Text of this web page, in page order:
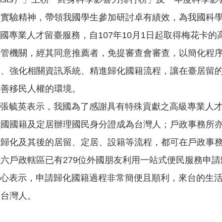
驗精神，帶領我國學生參加研討卓有績效，為我國科
人才留臺服務，自107年10月1日起取得梅花卡的
機關，經其同意推薦者，免提審查會審查，以簡化程
強化相關資訊系統、精進歸化國籍流程，讓在臺居留
移民人權的環境。
表示，我國為了感謝具有特殊貢獻之高級專業人
國籍及定居辦理國民身分證成為台灣人；戶政事務所
化及其後的居留、定居、設籍等流程，都可在戶政事
戶政轄區已有279位外國朋友利用一站式便民服務申
，申請歸化國籍過程非常簡便且順利，來台的生
灣人。